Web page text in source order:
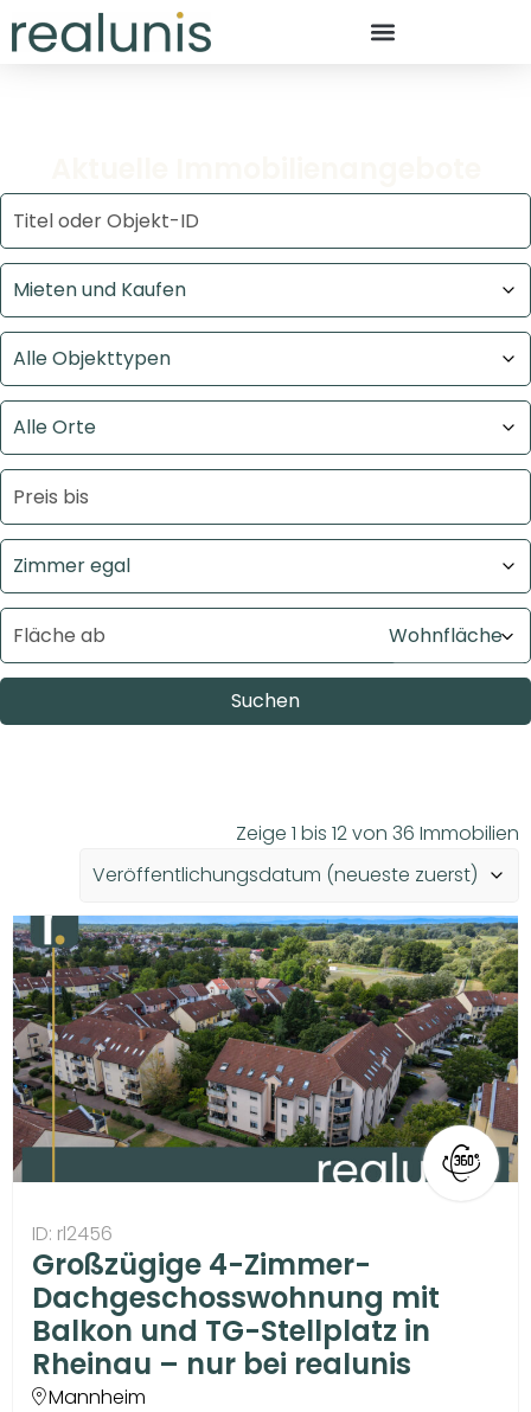
Suchen
Zeige 1 bis 12 von 36 Immobilien
ID: rl2456
Großzügige 4-Zimmer-
Dachgeschosswohnung mit
Balkon und TG-Stellplatz in
Rheinau – nur bei realunis
Mannheim